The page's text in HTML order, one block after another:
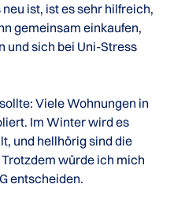
ist, ist es sehr hilfreich,
gemeinsam einkaufen,
und sich bei Uni-Stress
Viele Wohnungen in
Im Winter wird es
und hellhörig sind die
würde ich mich
entscheiden.